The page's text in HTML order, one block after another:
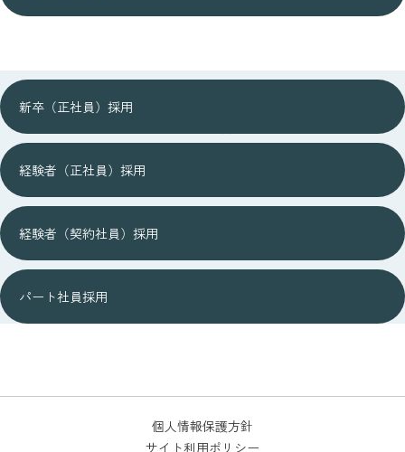
JOB DESCRIPTION
新卒（正社員）採用
経験者（正社員）採用
経験者（契約社員）採用
パート社員採用
個人情報保護方針
サイト利用ポリシー